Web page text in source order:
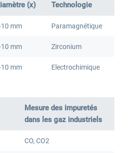
(x) Technologie
10 mm Paramagnétique
10 mm Zirconium
10 mm Electrochimique
Mesure des impuretés
dans les gaz industriels
CO, CO2